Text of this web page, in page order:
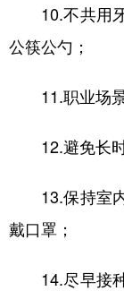
10.不共用牙
公筷公勺；
11.职业场景
12.避免长时
13.保持室内
戴口罩；
14.尽早接种